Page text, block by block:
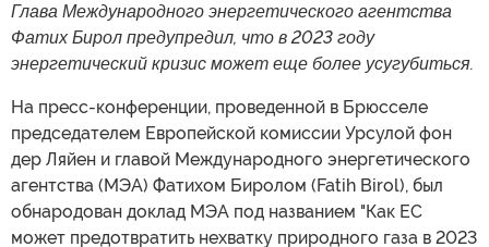
Глава Международного энергетического агентства
Фатих Бирол предупредил, что в 2023 году
энергетический кризис может еще более усугубиться.
На пресс-конференции, проведенной в Брюсселе
председателем Европейской комиссии Урсулой фон
дер Ляйен и главой Международного энергетического
агентства (МЭА) Фатихом Биролом (Fatih Birol), был
обнародован доклад МЭА под названием "Как ЕС
может предотвратить нехватку природного газа в 2023